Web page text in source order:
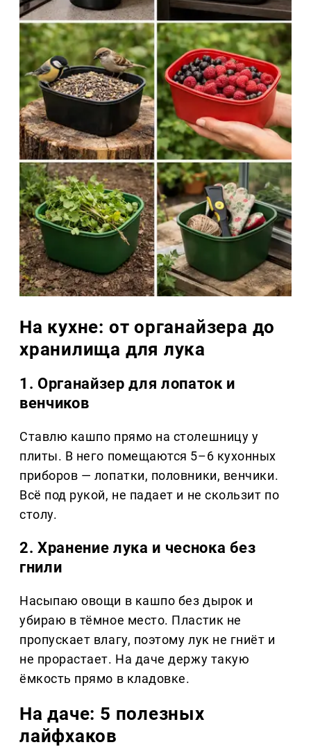
На кухне: от органайзера до
хранилища для лука
1. Органайзер для лопаток и
венчиков
Ставлю кашпо прямо на столешницу у
плиты. В него помещаются 5–6 кухонных
приборов — лопатки, половники, венчики.
Всё под рукой, не падает и не скользит по
столу.
2. Хранение лука и чеснока без
гнили
Насыпаю овощи в кашпо без дырок и
убираю в тёмное место. Пластик не
пропускает влагу, поэтому лук не гниёт и
не прорастает. На даче держу такую
ёмкость прямо в кладовке.
На даче: 5 полезных
лайфхаков